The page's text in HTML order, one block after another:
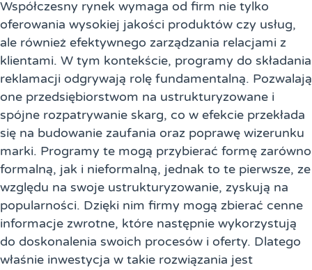
Współczesny rynek wymaga od firm nie tylko
oferowania wysokiej jakości produktów czy usług,
ale również efektywnego zarządzania relacjami z
klientami. W tym kontekście, programy do składania
reklamacji odgrywają rolę fundamentalną. Pozwalają
one przedsiębiorstwom na ustrukturyzowane i
spójne rozpatrywanie skarg, co w efekcie przekłada
się na budowanie zaufania oraz poprawę wizerunku
marki. Programy te mogą przybierać formę zarówno
formalną, jak i nieformalną, jednak to te pierwsze, ze
względu na swoje ustrukturyzowanie, zyskują na
popularności. Dzięki nim firmy mogą zbierać cenne
informacje zwrotne, które następnie wykorzystują
do doskonalenia swoich procesów i oferty. Dlatego
właśnie inwestycja w takie rozwiązania jest